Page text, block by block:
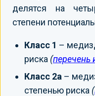
делятся на
степени
Класс 1 –
риска (перечень
Класс 2а –
степенью риска (